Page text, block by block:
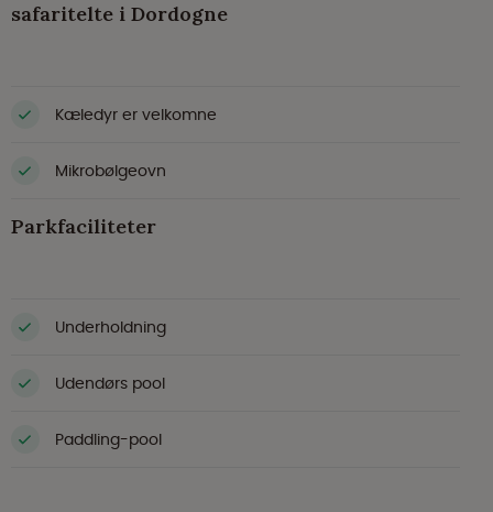
safaritelte i Dordogne
Kæledyr er velkomne
Mikrobølgeovn
Parkfaciliteter
Underholdning
Udendørs pool
Paddling-pool